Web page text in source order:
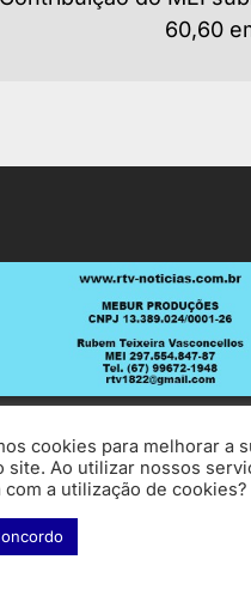
60,60
2026RV Notícias.
cookies para melhorar a
site. Ao utilizar nossos
a utilização de cookies?